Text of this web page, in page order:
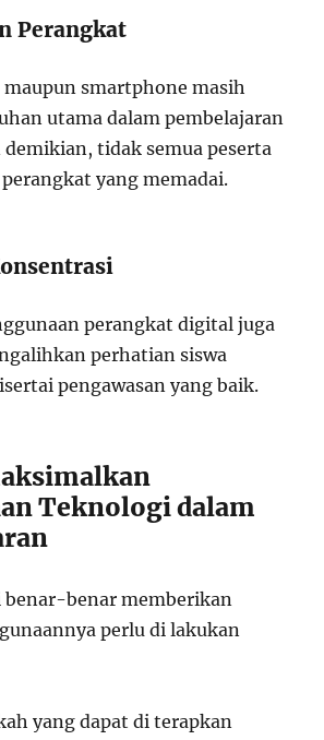
Perangkat
smartphone masih
utama dalam pembelajaran
tidak semua peserta
yang memadai.
perangkat digital juga
perhatian siswa
pengawasan yang baik.
Teknologi dalam
benar-benar memberikan
perlu di lakukan
yang dapat di terapkan